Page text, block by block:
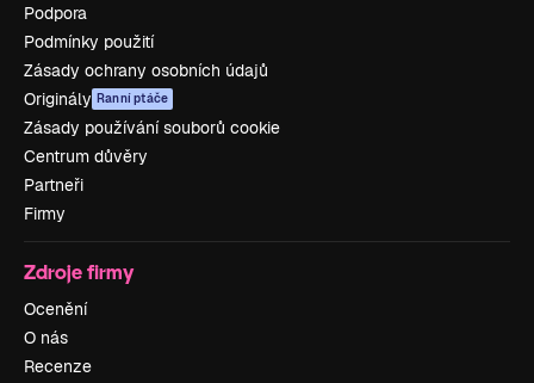
Podpora
Podmínky použití
Zásady ochrany osobních údajů
Originály Ranní ptáče
Zásady používání souborů cookie
Centrum důvěry
Partneři
Firmy
Zdroje firmy
Ocenění
O nás
Recenze